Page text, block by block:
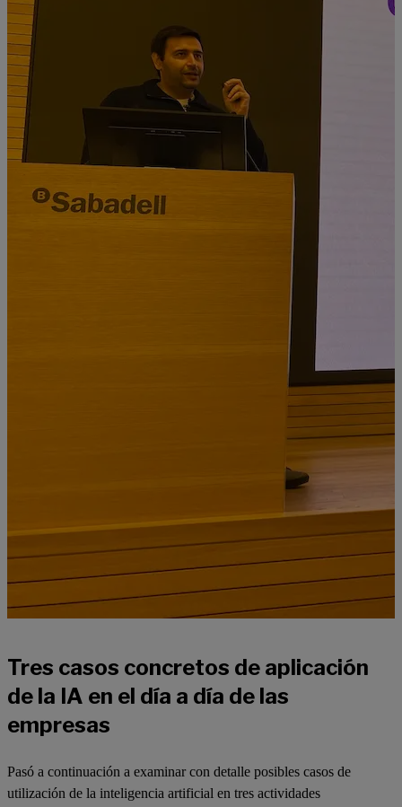
Tres casos concretos de aplicación
de la IA en el día a día de las
empresas
Pasó a continuación a examinar con detalle posibles casos de
utilización de la inteligencia artificial en tres actividades